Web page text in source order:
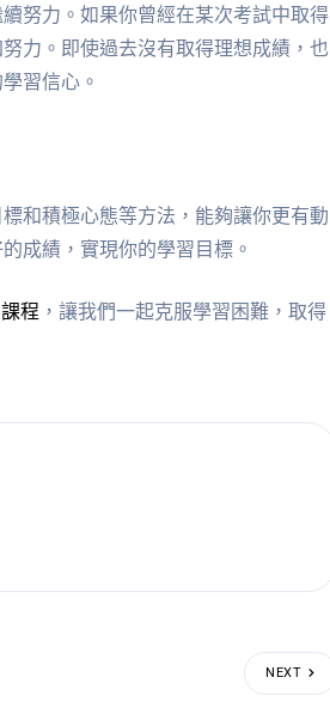
努力。如果你曾經在某次考試中取得
力。即使過去沒有取得理想成績，也
習信心。
和積極心態等方法，能夠讓你更有動
成績，實現你的學習目標。
程 ，讓我們一起克服學習困難，取得
NEXT